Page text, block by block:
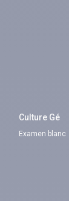
Culture Gé
Examen blanc